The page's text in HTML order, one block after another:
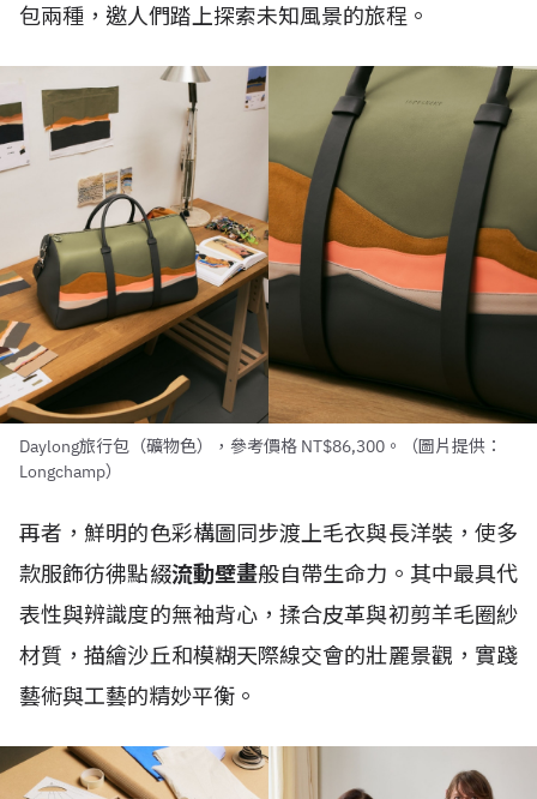
包兩種，邀人們踏上探索未知風景的旅程。
Daylong旅行包（礦物色），參考價格 NT$86,300。（圖片提供：
Longchamp）
再者，鮮明的色彩構圖同步渡上毛衣與長洋裝，使多
款服飾彷彿點綴流動壁畫般自帶生命力。其中最具代
表性與辨識度的無袖背心，揉合皮革與初剪羊毛圈紗
材質，描繪沙丘和模糊天際線交會的壯麗景觀，實踐
藝術與工藝的精妙平衡。